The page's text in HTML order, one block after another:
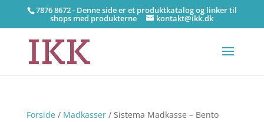
7876 8672 - Denne side er et produktkatalog og linker til
shops med produkterne kontakt@ikk.dk
Forside/ Madkasser/ Sistema Madkasse – Bento